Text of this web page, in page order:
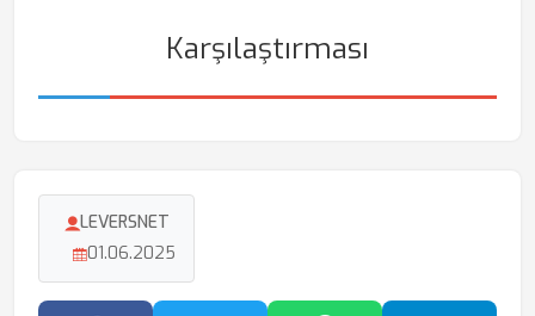
Karşılaştırması
LEVERSNET
01.06.2025